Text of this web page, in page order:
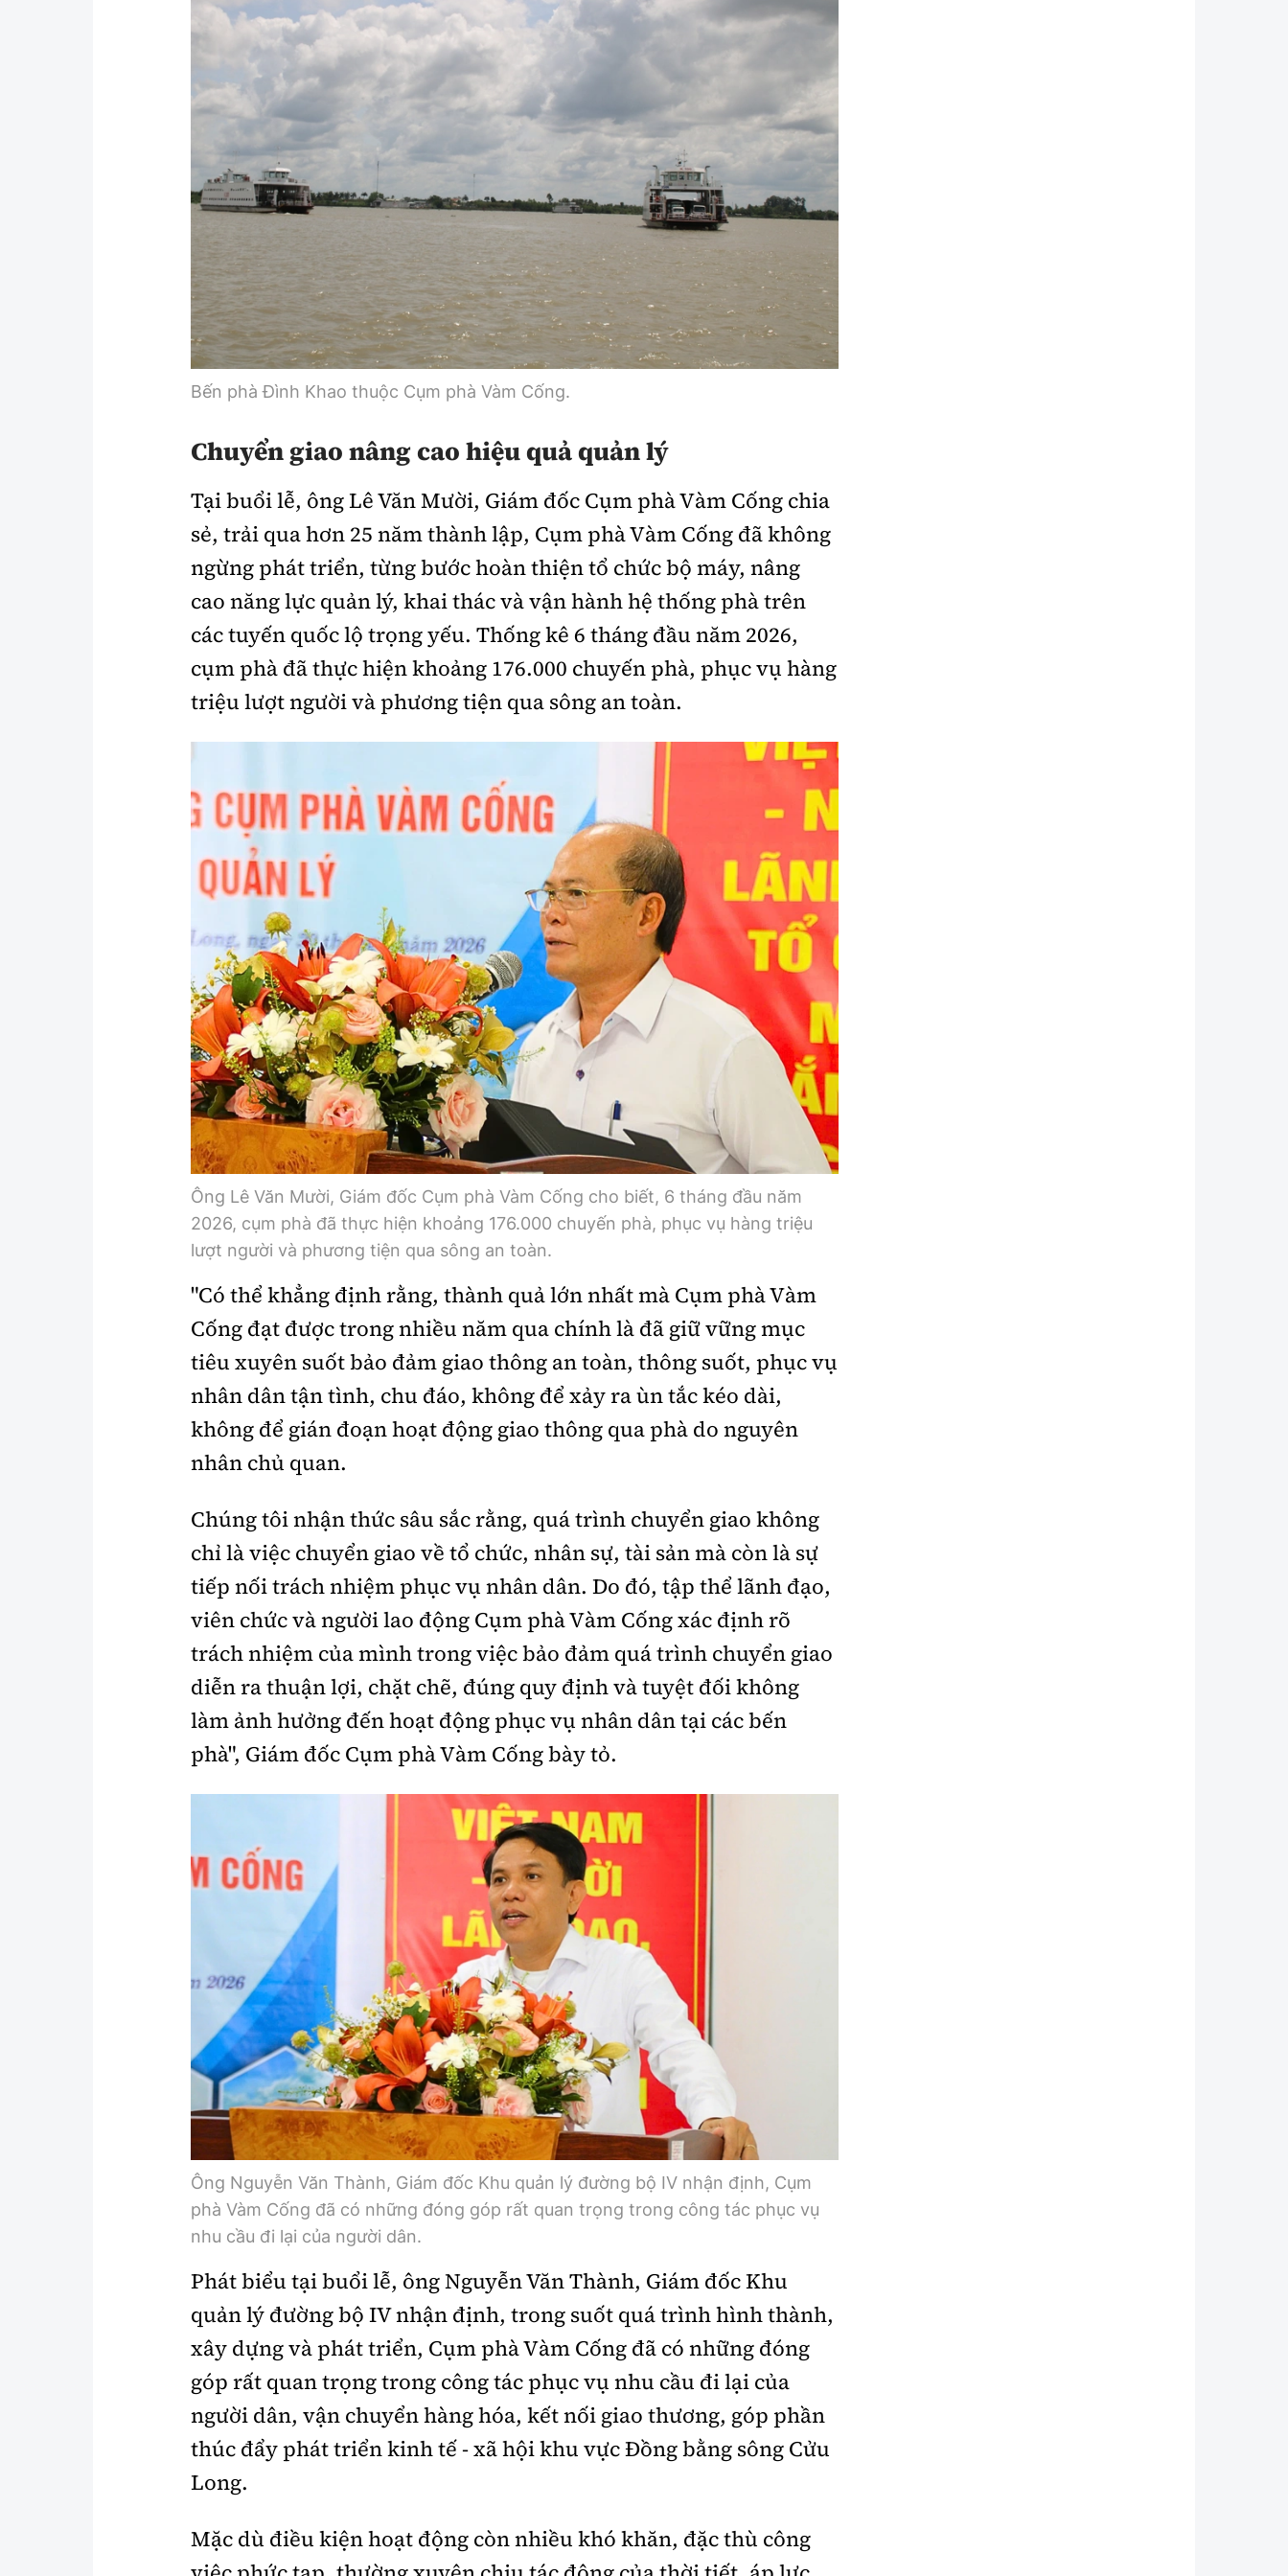
Lao động - Công đoàn
Showbiz
Điện ảnh
Bình luận
Hậu trường sao
360 độ thể thao
Sản phẩm mới
Tư vấn
Thời sự Quốc tế
Thế giới giao thông
Thế giới xây dựng
Đi ++
Du lịch
Lối sống
Ẩm thực
Video
Thời sự
Khám phá
Camera giao thông
Câu chuyện giao thông
Lăng kính xây dựng
Giải trí - Thể thao
Bến phà Đình Khao thuộc Cụm phà Vàm Cống.
Chuyển giao nâng cao hiệu quả quản lý
Tại buổi lễ, ông Lê Văn Mười, Giám đốc Cụm phà Vàm Cống chia
sẻ, trải qua hơn 25 năm thành lập, Cụm phà Vàm Cống đã không
ngừng phát triển, từng bước hoàn thiện tổ chức bộ máy, nâng
cao năng lực quản lý, khai thác và vận hành hệ thống phà trên
các tuyến quốc lộ trọng yếu. Thống kê 6 tháng đầu năm 2026,
cụm phà đã thực hiện khoảng 176.000 chuyến phà, phục vụ hàng
triệu lượt người và phương tiện qua sông an toàn.
Ông Lê Văn Mười, Giám đốc Cụm phà Vàm Cống cho biết, 6 tháng đầu năm
2026, cụm phà đã thực hiện khoảng 176.000 chuyến phà, phục vụ hàng triệu
lượt người và phương tiện qua sông an toàn.
"Có thể khẳng định rằng, thành quả lớn nhất mà Cụm phà Vàm
Cống đạt được trong nhiều năm qua chính là đã giữ vững mục
tiêu xuyên suốt bảo đảm giao thông an toàn, thông suốt, phục vụ
nhân dân tận tình, chu đáo, không để xảy ra ùn tắc kéo dài,
không để gián đoạn hoạt động giao thông qua phà do nguyên
nhân chủ quan.
Chúng tôi nhận thức sâu sắc rằng, quá trình chuyển giao không
chỉ là việc chuyển giao về tổ chức, nhân sự, tài sản mà còn là sự
tiếp nối trách nhiệm phục vụ nhân dân. Do đó, tập thể lãnh đạo,
viên chức và người lao động Cụm phà Vàm Cống xác định rõ
trách nhiệm của mình trong việc bảo đảm quá trình chuyển giao
diễn ra thuận lợi, chặt chẽ, đúng quy định và tuyệt đối không
làm ảnh hưởng đến hoạt động phục vụ nhân dân tại các bến
phà", Giám đốc Cụm phà Vàm Cống bày tỏ.
Ông Nguyễn Văn Thành, Giám đốc Khu quản lý đường bộ IV nhận định, Cụm
phà Vàm Cống đã có những đóng góp rất quan trọng trong công tác phục vụ
nhu cầu đi lại của người dân.
Phát biểu tại buổi lễ, ông Nguyễn Văn Thành, Giám đốc Khu
quản lý đường bộ IV nhận định, trong suốt quá trình hình thành,
xây dựng và phát triển, Cụm phà Vàm Cống đã có những đóng
góp rất quan trọng trong công tác phục vụ nhu cầu đi lại của
người dân, vận chuyển hàng hóa, kết nối giao thương, góp phần
thúc đẩy phát triển kinh tế - xã hội khu vực Đồng bằng sông Cửu
Long.
Mặc dù điều kiện hoạt động còn nhiều khó khăn, đặc thù công